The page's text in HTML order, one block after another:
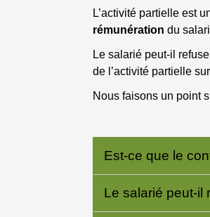
L’activité partielle est
rémunération du
Le salarié peut-il
de l’activité partielle
Nous faisons un point
Est-ce que le
Le salarié peut-il